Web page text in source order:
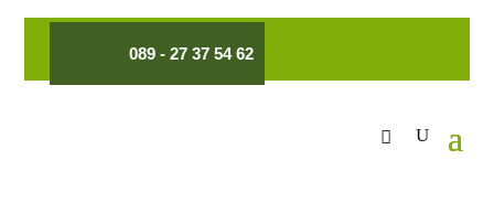
089 - 27 37 54 62